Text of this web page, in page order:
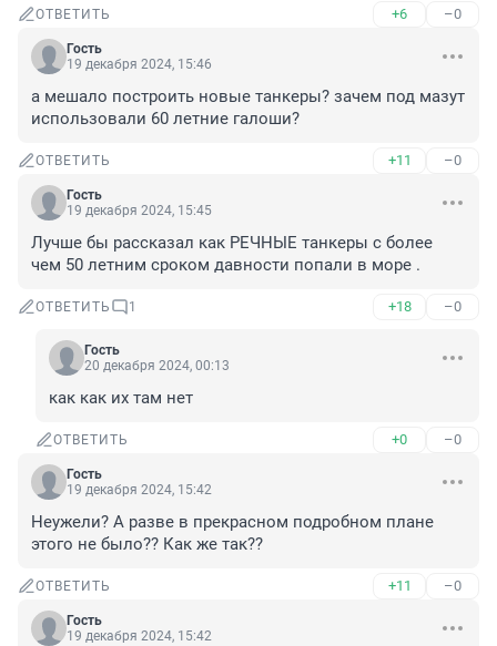
ОТВЕТИТЬ +6 –0
Гость
19 декабря 2024, 15:46
а мешало построить новые танкеры? зачем под мазут
использовали 60 летние галоши?
ОТВЕТИТЬ +11 –0
Гость
19 декабря 2024, 15:45
Лучше бы рассказал как РЕЧНЫЕ танкеры с более
чем 50 летним сроком давности попали в море .
ОТВЕТИТЬ 1 +18 –0
Гость
20 декабря 2024, 00:13
как как их там нет
ОТВЕТИТЬ +0 –0
Гость
19 декабря 2024, 15:42
Неужели? А разве в прекрасном подробном плане
этого не было?? Как же так??
ОТВЕТИТЬ +11 –0
Гость
19 декабря 2024, 15:42